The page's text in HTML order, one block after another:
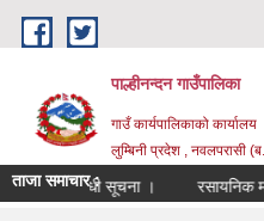
Skip to main content
पाल्हीनन्दन गाउँपालिका
गाउँ कार्यपालिकाको कार्यालय
लुम्बिनी प्रदेश , नवलपरासी
ताजा समाचार :
दर्ता सम्बन्धी सूचना । रसायनिक